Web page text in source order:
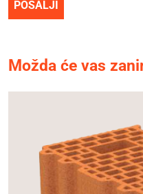
POŠALJI
Možda će vas